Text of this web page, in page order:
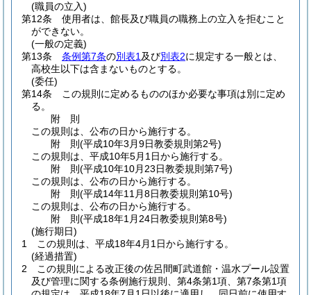
(職員の立入)
第12条
使用者は、館長及び職員の職務上の立入を拒むこと
ができない。
(一般の定義)
第13条
条例第7条の別表1 及び別表2に規定する一般とは、
高校生以下は含まないものとする。
(委任)
第14条
この規則に定めるもののほか必要な事項は別に定め
る。
附 則
この規則は、公布の日から施行する。
附 則(平成10年3月9日教委規則第2号)
この規則は、平成10年5月1日から施行する。
附 則(平成10年10月23日教委規則第7号)
この規則は、公布の日から施行する。
附 則(平成14年11月8日教委規則第10号)
この規則は、公布の日から施行する。
附 則(平成18年1月24日教委規則第8号)
(施行期日)
1
この規則は、平成18年4月1日から施行する。
(経過措置)
2
この規則による改正後の佐呂間町武道館・温水プール設置
及び管理に関する条例施行規則、第4条第1項、第7条第1項